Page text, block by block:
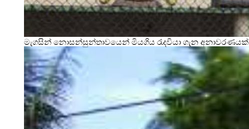
මැගසින් නොසන්සුන්තාවයෙන් මියගිය රැදවියා ගැන අනාවරණයක්